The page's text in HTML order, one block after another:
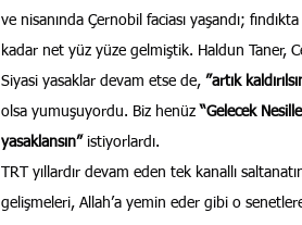
ve nisanında Çernobil faciası yaşandı;
kadar net yüz yüze gelmiştik. Haldun Taner,
Siyasi yasaklar devam etse de, ”artık
olsa yumuşuyordu. Biz henüz “Gelecek
yasaklansın” istiyorlardı.
TRT yıllardır devam eden tek kanallı
gelişmeleri, Allah’a yemin eder gibi o